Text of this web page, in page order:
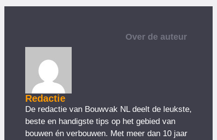
Over de auteur
Redactie
De redactie van Bouwvak NL deelt de leukste,
beste en handigste tips op het gebied van
bouwen én verbouwen. Met meer dan 10 jaar